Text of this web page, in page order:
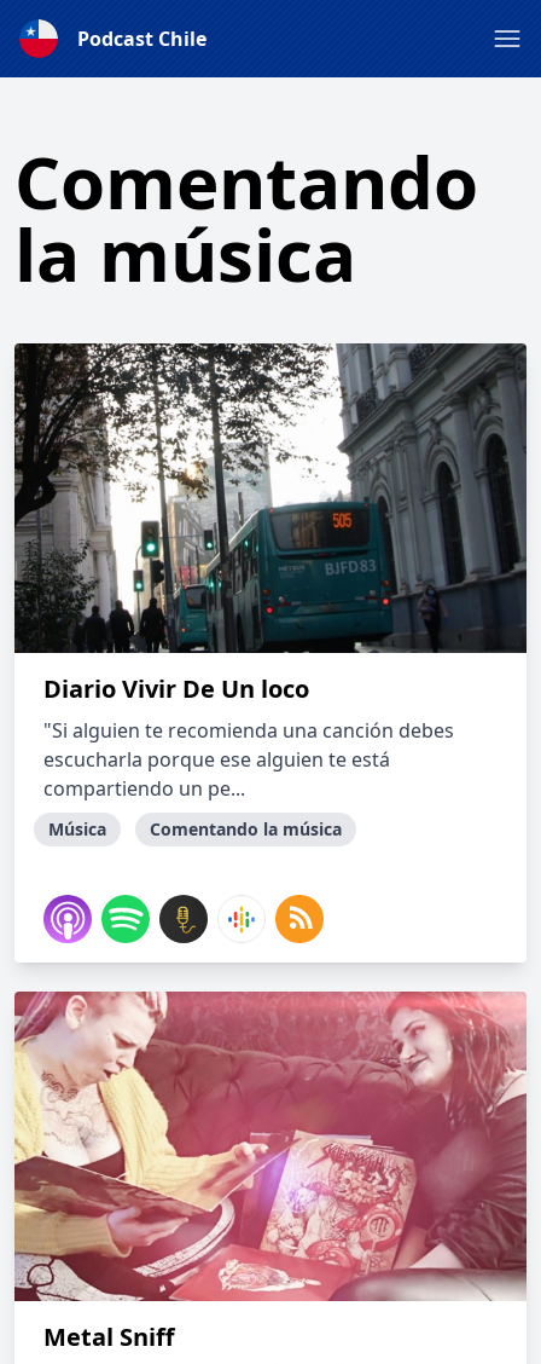
Podcast Chile
Comentando
la música
Diario Vivir De Un loco
"Si alguien te recomienda una canción debes
escucharla porque ese alguien te está
compartiendo un pe...
Música Comentando la música
Metal Sniff